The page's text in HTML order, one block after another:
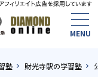
塾 財光寺駅の学習塾